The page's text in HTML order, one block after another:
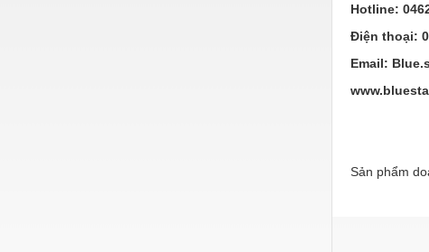
Hotline:
Điện thoại:
Email:
Sản phẩm